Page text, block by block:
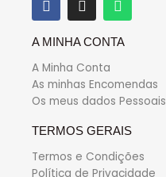
A MINHA CONTA
A Minha Conta
As minhas Encomendas
Os meus dados Pessoais
TERMOS GERAIS
Termos e Condições
Política de Privacidade